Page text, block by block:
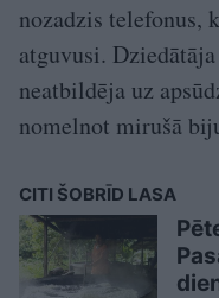
nozadzis telefonus,
atguvusi.
neatbildēja uz
nomelnot mirušā
CITI ŠOBRĪD LASA